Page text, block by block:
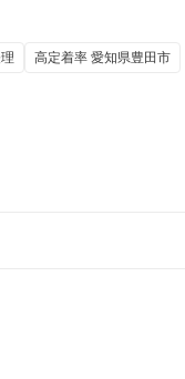
高定着率 愛知県豊田市